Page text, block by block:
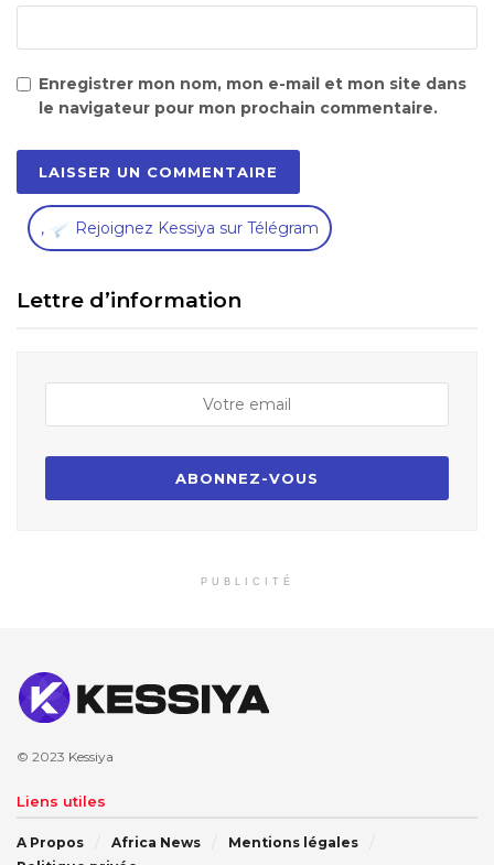
Enregistrer mon nom, mon e-mail et mon site dans
le navigateur pour mon prochain commentaire.
, Rejoignez Kessiya sur Télégram
Lettre d’information
PUBLICITÉ
© 2023 Kessiya
Liens utiles
A Propos Africa News
Mentions légales